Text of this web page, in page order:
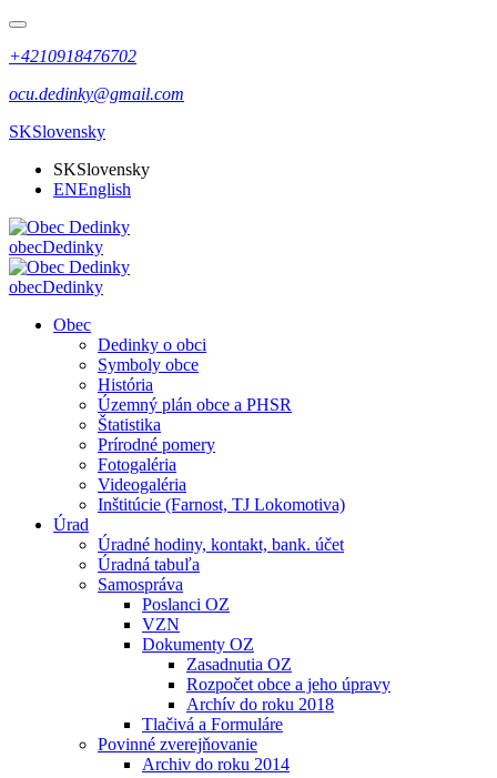
+4210918476702
ocu.dedinky@gmail.com
SKSlovensky
SKSlovensky
ENEnglish
obecDedinky
obecDedinky
Obec
Dedinky o obci
Symboly obce
História
Územný plán obce a PHSR
Štatistika
Prírodné pomery
Fotogaléria
Videogaléria
Inštitúcie (Farnost, TJ Lokomotiva)
Úrad
Úradné hodiny, kontakt, bank. účet
Úradná tabuľa
Samospráva
Poslanci OZ
VZN
Dokumenty OZ
Zasadnutia OZ
Rozpočet obce a jeho úpravy
Archív do roku 2018
Tlačivá a Formuláre
Povinné zverejňovanie
Archiv do roku 2014